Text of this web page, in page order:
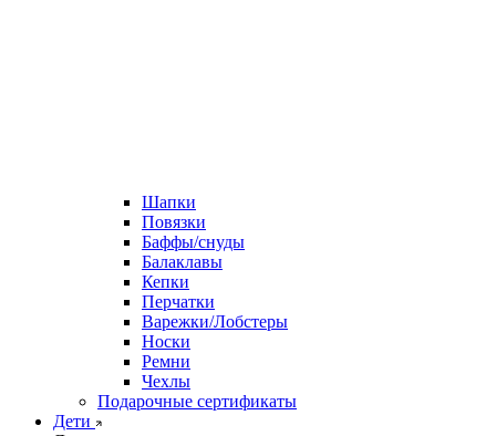
Шапки
Повязки
Баффы/снуды
Балаклавы
Кепки
Перчатки
Варежки/Лобстеры
Носки
Ремни
Чехлы
Подарочные сертификаты
Дети